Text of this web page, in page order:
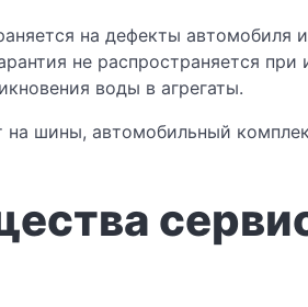
на дефекты
не распространяется
воды в агрегаты.
на шины, автомобильный